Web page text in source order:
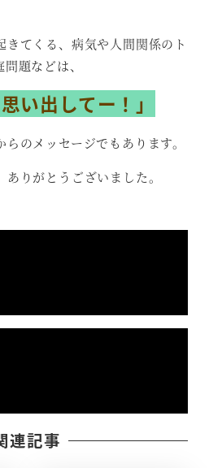
きてくる、病気や人間関係のト
題などは、
い出してー！」
のメッセージでもあります。
りがとうございました。
連記事